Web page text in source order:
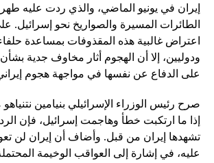
إيران في يونيو الماضي، والذي ردت عليه
الطائرات المسيرة والصواريخ نحو إسرائيل.
اعتراض غالبية هذه المقذوفات بمساعدة
ودوليين، إلا أن الهجوم أثار مخاوف جدية
على الدفاع عن نفسها في مواجهة هجوم
صرح رئيس الوزراء الإسرائيلي بنيامين
إذا ما ارتكبت خطأ وهاجمت إسرائيل، فإن
تشهدها إيران من قبل. وأضاف أن إيران لن
عليه، في إشارة إلى العواقب الوخيمة